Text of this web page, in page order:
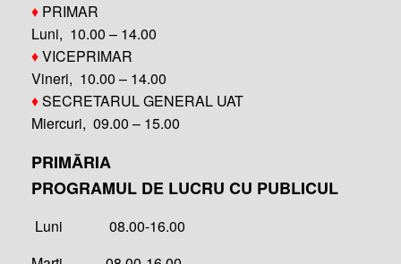
♦ PRIMAR
Luni, 10.00 – 14.00
♦VICEPRIMAR
Vineri, 10.00 – 14.00
♦SECRETARUL GENERAL UAT
Miercuri, 09.00 – 15.00
PRIMĂRIA
PROGRAMUL DE LUCRU CU PUBLICUL
Luni 08.00-16.00